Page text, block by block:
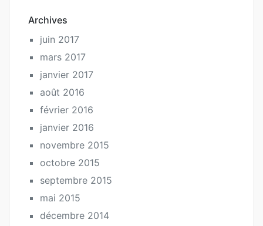
Archives
juin 2017
mars 2017
janvier 2017
août 2016
février 2016
janvier 2016
novembre 2015
octobre 2015
septembre 2015
mai 2015
décembre 2014